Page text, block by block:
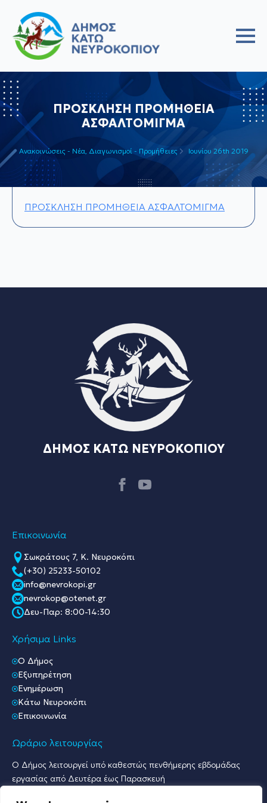
ΠΡΟΣΚΛΗΣΗ ΠΡΟΜΗΘΕΙΑ
ΑΣΦΑΛΤΟΜΙΓΜΑ
Ανακοινώσεις - Νέα Διαγωνισμοί - Προμήθειες Ιουνίου 26th 2019
ΠΡΟΣΚΛΗΣΗ ΠΡΟΜΗΘΕΙΑ ΑΣΦΑΛΤΟΜΙΓΜΑ
ΔΗΜΟΣ ΚΑΤΩ ΝΕΥΡΟΚΟΠΙΟΥ
Επικοινωνία
Σωκράτους 7, Κ. Νευροκόπι
(+30) 25233-50102
info@nevrokopi.gr
nevrokop@otenet.gr
Δευ-Παρ: 8:00-14:30
Χρήσιμα Links
O Δήμος
Εξυπηρέτηση
Ενημέρωση
Κάτω Νευροκόπι
Επικοινωνία
Ωράριο λειτουργίας
Ο Δήμος λειτουργεί υπό καθεστώς πενθήμερης εβδομάδας
εργασίας από Δευτέρα έως Παρασκευή